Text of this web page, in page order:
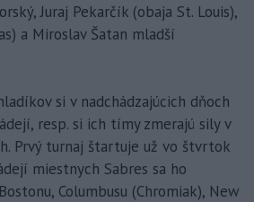
Juraj Pekarčík (obaja St. Louis),
a Miroslav Šatan mladší
si v nadchádzajúcich dňoch
resp. si ich tímy zmerajú sily v
Prvý turnaj štartuje už vo štvrtok
miestnych Sabres sa ho
Columbusu (Chromiak), New